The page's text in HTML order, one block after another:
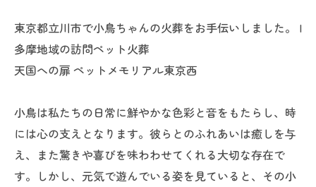
東京都立川市で小鳥ちゃんの火葬をお手伝いしました。 |
多摩地域の訪問ペット火葬
天国への扉 ペットメモリアル東京西
小鳥は私たちの日常に鮮やかな色彩と音をもたらし、時
には心の支えとなります。彼らとのふれあいは癒しを与
え、また驚きや喜びを味わわせてくれる大切な存在で
す。しかし、元気で遊んでいる姿を見ていると、その小